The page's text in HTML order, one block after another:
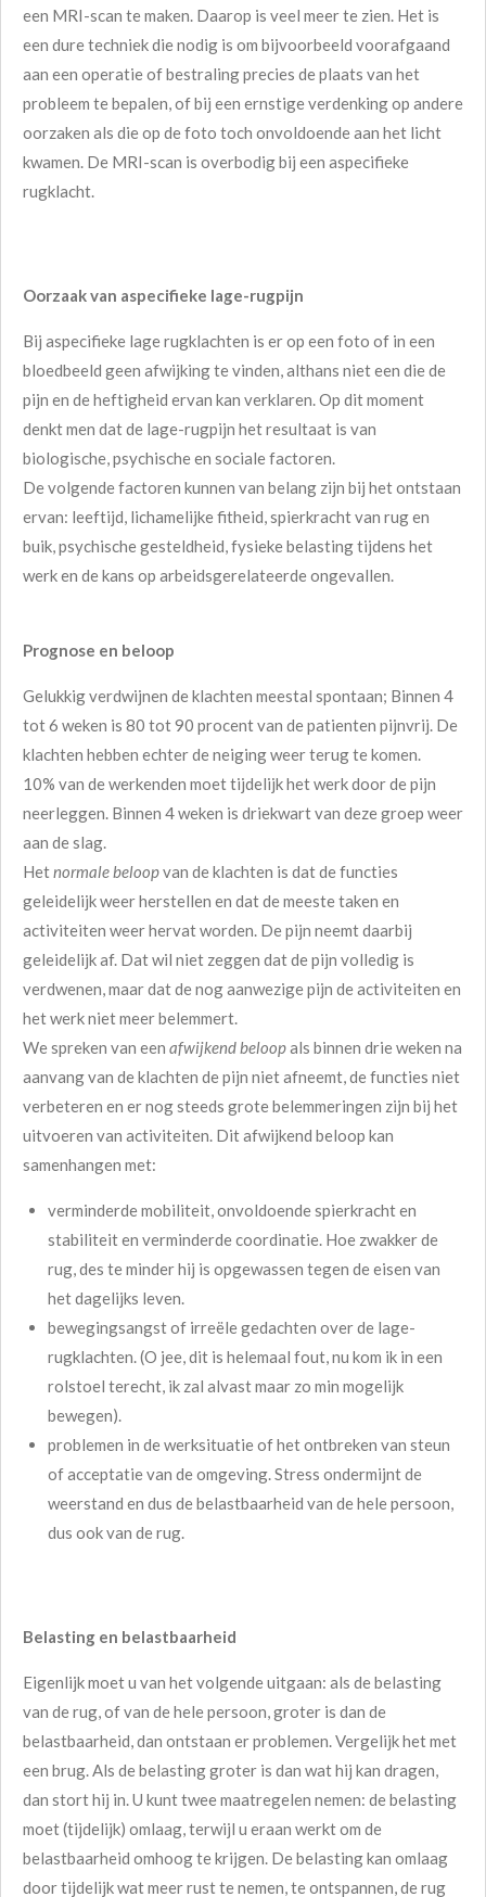
een MRI-scan te maken. Daarop is veel meer te zien. Het is
een dure techniek die nodig is om bijvoorbeeld voorafgaand
aan een operatie of bestraling precies de plaats van het
probleem te bepalen, of bij een ernstige verdenking op andere
oorzaken als die op de foto toch onvoldoende aan het licht
kwamen. De MRI-scan is overbodig bij een aspecifieke
rugklacht.
Oorzaak van aspecifieke lage-rugpijn
Bij aspecifieke lage rugklachten is er op een foto of in een
bloedbeeld geen afwijking te vinden, althans niet een die de
pijn en de heftigheid ervan kan verklaren. Op dit moment
denkt men dat de lage-rugpijn het resultaat is van
biologische, psychische en sociale factoren.
De volgende factoren kunnen van belang zijn bij het ontstaan
ervan: leeftijd, lichamelijke fitheid, spierkracht van rug en
buik, psychische gesteldheid, fysieke belasting tijdens het
werk en de kans op arbeidsgerelateerde ongevallen.
Prognose en beloop
Gelukkig verdwijnen de klachten meestal spontaan; Binnen 4
tot 6 weken is 80 tot 90 procent van de patienten pijnvrij. De
klachten hebben echter de neiging weer terug te komen.
10% van de werkenden moet tijdelijk het werk door de pijn
neerleggen. Binnen 4 weken is driekwart van deze groep weer
aan de slag.
Hetnormale beloopvan de klachten is dat de functies
geleidelijk weer herstellen en dat de meeste taken en
activiteiten weer hervat worden. De pijn neemt daarbij
geleidelijk af. Dat wil niet zeggen dat de pijn volledig is
verdwenen, maar dat de nog aanwezige pijn de activiteiten en
het werk niet meer belemmert.
We spreken van een afwijkend beloopals binnen drie weken na
aanvang van de klachten de pijn niet afneemt, de functies niet
verbeteren en er nog steeds grote belemmeringen zijn bij het
uitvoeren van activiteiten. Dit afwijkend beloop kan
samenhangen met:
verminderde mobiliteit, onvoldoende spierkracht en
stabiliteit en verminderde coordinatie. Hoe zwakker de
rug, des te minder hij is opgewassen tegen de eisen van
het dagelijks leven.
bewegingsangst of irreële gedachten over de lage-
rugklachten. (O jee, dit is helemaal fout, nu kom ik in een
rolstoel terecht, ik zal alvast maar zo min mogelijk
bewegen).
problemen in de werksituatie of het ontbreken van steun
of acceptatie van de omgeving. Stress ondermijnt de
weerstand en dus de belastbaarheid van de hele persoon,
dus ook van de rug.
Belasting en belastbaarheid
Eigenlijk moet u van het volgende uitgaan: als de belasting
van de rug, of van de hele persoon, groter is dan de
belastbaarheid, dan ontstaan er problemen. Vergelijk het met
een brug. Als de belasting groter is dan wat hij kan dragen,
dan stort hij in. U kunt twee maatregelen nemen: de belasting
moet (tijdelijk) omlaag, terwijl u eraan werkt om de
belastbaarheid omhoog te krijgen. De belasting kan omlaag
door tijdelijk wat meer rust te nemen, te ontspannen, de rug